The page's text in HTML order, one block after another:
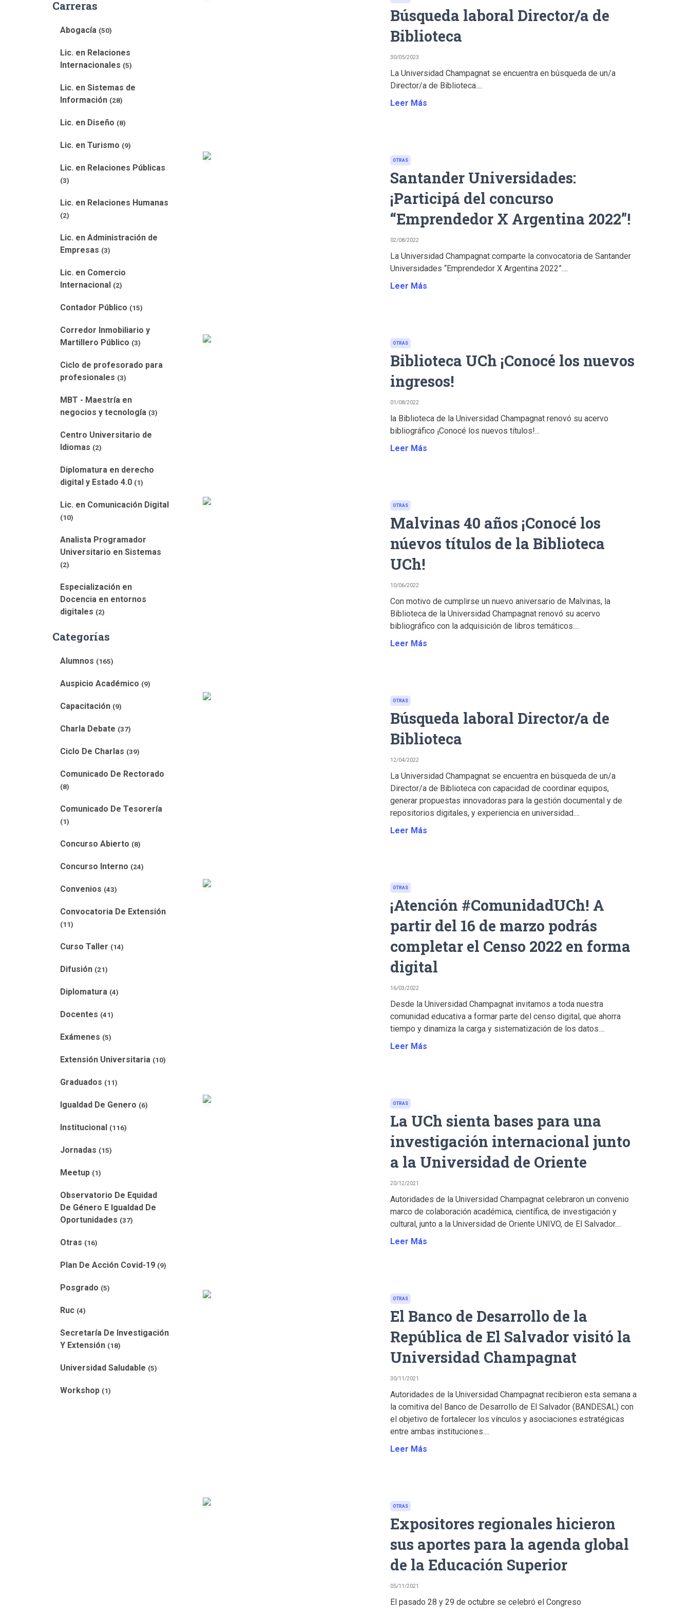
Carreras
Abogacía (50)
Lic. en Relaciones
Internacionales (5)
Lic. en Sistemas de
Información (28)
Lic. en Diseño (8)
Lic. en Turismo (9)
Lic. en Relaciones Públicas
(3)
Lic. en Relaciones Humanas
(2)
Lic. en Administración de
Empresas (3)
Lic. en Comercio
Internacional (2)
Contador Público (15)
Corredor Inmobiliario y
Martillero Público (3)
Ciclo de profesorado para
profesionales (3)
MBT - Maestría en
negocios y tecnología (3)
Centro Universitario de
Idiomas (2)
Diplomatura en derecho
digital y Estado 4.0 (1)
Lic. en Comunicación Digital
(10)
Analista Programador
Universitario en Sistemas
(2)
Especialización en
Docencia en entornos
digitales (2)
Categorías
Alumnos (165)
Auspicio Académico (9)
Capacitación (9)
Charla Debate (37)
Ciclo De Charlas (39)
Comunicado De Rectorado
(8)
Comunicado De Tesorería
(1)
Concurso Abierto (8)
Concurso Interno (24)
Convenios (43)
Convocatoria De Extensión
(11)
Curso Taller (14)
Difusión (21)
Diplomatura (4)
Docentes (41)
Exámenes (5)
Extensión Universitaria (10)
Graduados (11)
Igualdad De Genero (6)
Institucional (116)
Jornadas (15)
Meetup (1)
Observatorio De Equidad
De Género E Igualdad De
Oportunidades (37)
Otras (16)
Plan De Acción Covid-19 (9)
Posgrado (5)
Ruc (4)
Secretaría De Investigación
Y Extensión (18)
Universidad Saludable (5)
Workshop (1)
Búsqueda laboral Director/a de
Biblioteca
30/05/2023
La Universidad Champagnat se encuentra en búsqueda de un/a
Director/a de Biblioteca....
Leer Más
OTRAS
Santander Universidades:
¡Participá del concurso
“Emprendedor X Argentina 2022”!
02/08/2022
La Universidad Champagnat comparte la convocatoria de Santander
Universidades “Emprendedor X Argentina 2022”....
Leer Más
OTRAS
Biblioteca UCh ¡Conocé los nuevos
ingresos!
01/08/2022
la Biblioteca de la Universidad Champagnat renovó su acervo
bibliográfico ¡Conocé los nuevos títulos!...
Leer Más
OTRAS
Malvinas 40 años ¡Conocé los
núevos títulos de la Biblioteca
UCh!
10/06/2022
Con motivo de cumplirse un nuevo aniversario de Malvinas, la
Biblioteca de la Universidad Champagnat renovó su acervo
bibliográfico con la adquisición de libros temáticos....
Leer Más
OTRAS
Búsqueda laboral Director/a de
Biblioteca
12/04/2022
La Universidad Champagnat se encuentra en búsqueda de un/a
Director/a de Biblioteca con capacidad de coordinar equipos,
generar propuestas innovadoras para la gestión documental y de
repositorios digitales, y experiencia en universidad....
Leer Más
OTRAS
¡Atención #ComunidadUCh! A
partir del 16 de marzo podrás
completar el Censo 2022 en forma
digital
16/03/2022
Desde la Universidad Champagnat invitamos a toda nuestra
comunidad educativa a formar parte del censo digital, que ahorra
tiempo y dinamiza la carga y sistematización de los datos....
Leer Más
OTRAS
La UCh sienta bases para una
investigación internacional junto
a la Universidad de Oriente
20/12/2021
Autoridades de la Universidad Champagnat celebraron un convenio
marco de colaboración académica, científica, de investigación y
cultural, junto a la Universidad de Oriente UNIVO, de El Salvador....
Leer Más
OTRAS
El Banco de Desarrollo de la
República de El Salvador visitó la
Universidad Champagnat
30/11/2021
Autoridades de la Universidad Champagnat recibieron esta semana a
la comitiva del Banco de Desarrollo de El Salvador (BANDESAL) con
el objetivo de fortalecer los vínculos y asociaciones estratégicas
entre ambas instituciones....
Leer Más
OTRAS
Expositores regionales hicieron
sus aportes para la agenda global
de la Educación Superior
05/11/2021
El pasado 28 y 29 de octubre se celebró el Congreso